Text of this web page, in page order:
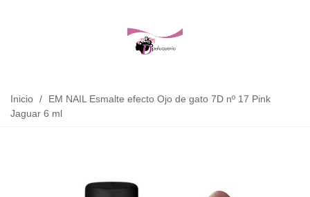
Inicio /
EM NAIL Esmalte efecto Ojo de gato 7D nº 17 Pink
Jaguar 6 ml